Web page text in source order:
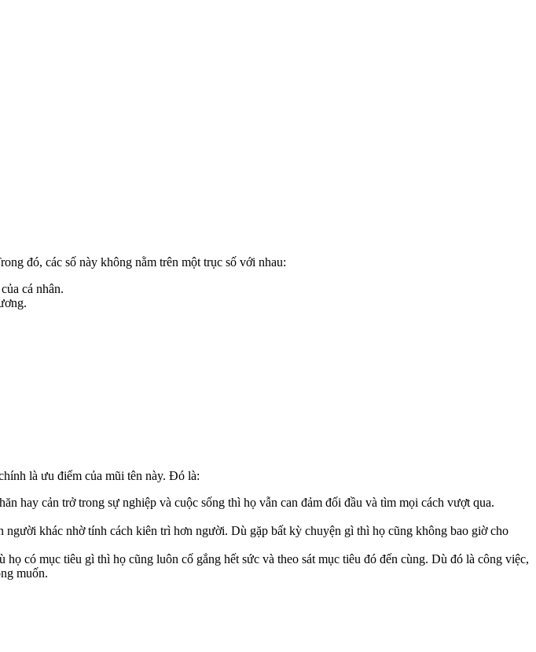
đó, các số này không nằm trên một trục số với nhau:
cá nhân.
là ưu điểm của mũi tên này. Đó là:
hay cản trở trong sự nghiệp và cuộc sống thì họ vẫn can đảm đối đầu và tìm mọi cách vượt qua.
khác nhờ tính cách kiên trì hơn người. Dù gặp bất kỳ chuyện gì thì họ cũng không bao giờ cho
có mục tiêu gì thì họ cũng luôn cố gắng hết sức và theo sát mục tiêu đó đến cùng. Dù đó là công việc,
muốn.